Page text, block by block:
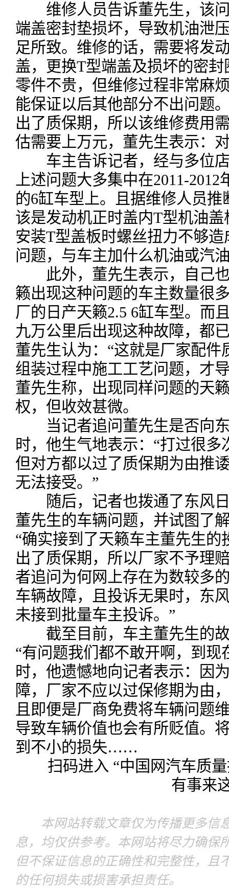
维修人员告诉董先生，该问
端盖密封垫损坏，导致机油泄
足所致。维修的话，需要将发
盖，更换T型端盖及损坏的密
零件不贵，但维修过程非常麻
能保证以后其他部分不出问题
出了质保期，所以该维修费用
估需要上万元，董先生表示：
车主告诉记者，经与多位店
上述问题大多集中在2011-
的6缸车型上。且据维修人员
该是发动机正时盖内T型机油
安装T型盖板时螺丝扭力不够
问题，与车主加什么机油或汽
此外，董先生表示，自己也
籁出现这种问题的车主数量很
厂的日产天籁2.5 6缸车型。而
九万公里后出现这种故障，都
董先生认为：“这就是厂家配
组装过程中施工工艺问题，才
董先生称，出现同样问题的天
权，但收效甚微。
当记者追问董先生是否向东
时，他生气地表示：“打过很
但对方都以过了质保期为由推
无法接受。”
随后，记者也拨通了东风日
董先生的车辆问题，并试图了
“确实接到了天籁车主董先生
出了质保期，所以厂家不予理
者追问为何网上存在为数较多
车辆故障，且投诉无果时，东
未接到批量车主投诉。”
截至目前，车主董先生的故
“有问题我们都不敢开啊，到现
时，他遗憾地向记者表示：因
障，厂家不应以过保修期为由
且即便是厂商免费将车辆问题
导致车辆价值也会有所贬值。
到不小的损失……
扫码进入 “中国网汽车质量
有事来
本网站转载文章仅为传播更多信
息，均仅供参考。本网站将尽力确保
但不保证信息的正确性和完整性，且
的任何损失或损害承担责任。